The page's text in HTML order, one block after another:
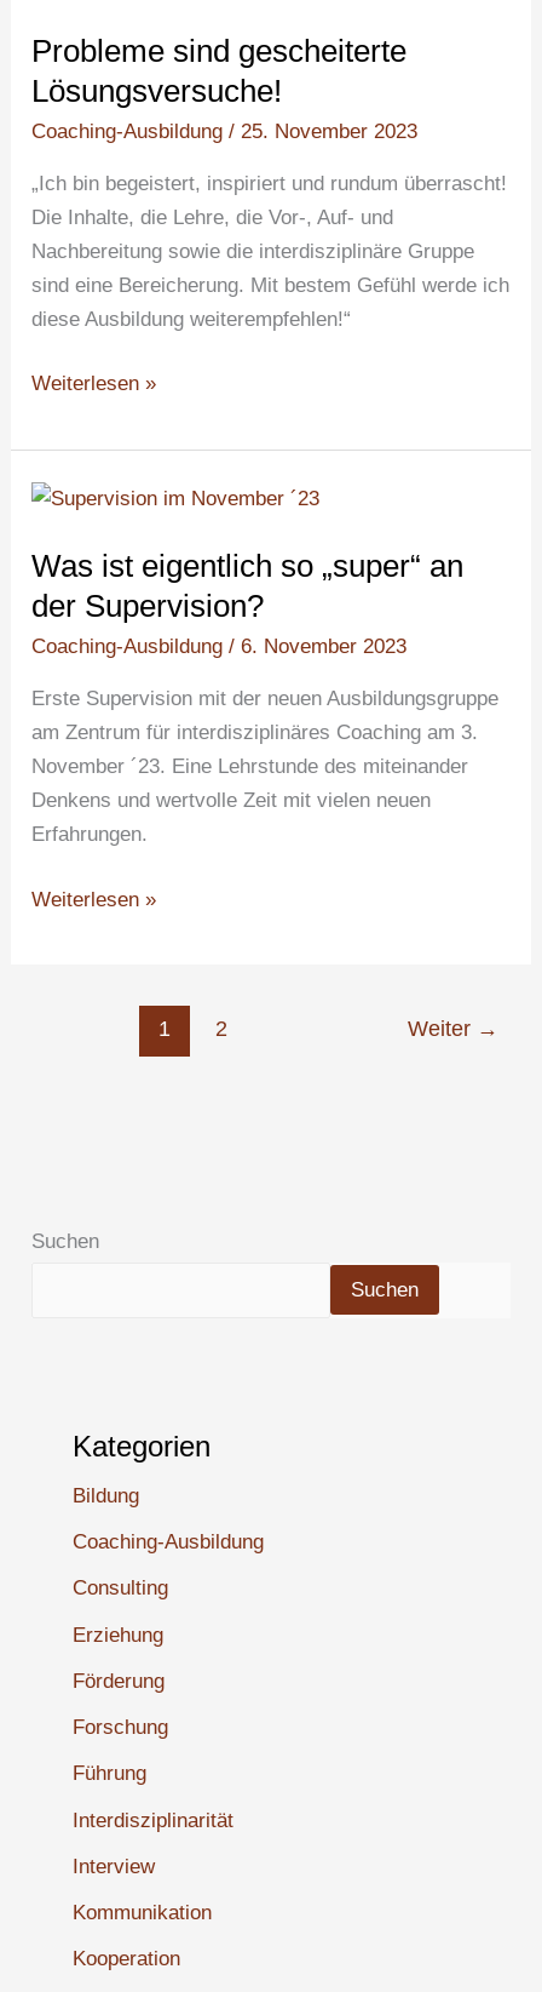
Probleme sind gescheiterte
Lösungsversuche!
Coaching-Ausbildung /25. November 2023
„Ich bin begeistert, inspiriert und rundum überrascht!
Die Inhalte, die Lehre, die Vor-, Auf- und
Nachbereitung sowie die interdisziplinäre Gruppe
sind eine Bereicherung. Mit bestem Gefühl werde ich
diese Ausbildung weiterempfehlen!“
gescheiterte
Lösungsversuche!
Weiterlesen »
Was ist eigentlich so „super“ an
der Supervision?
Coaching-Ausbildung /6. November 2023
Erste Supervision mit der neuen Ausbildungsgruppe
am Zentrum für interdisziplinäres Coaching am 3.
November ´23. Eine Lehrstunde des miteinander
Denkens und wertvolle Zeit mit vielen neuen
Erfahrungen.
Was
eigentlich
so
der
Supervision?
Weiterlesen »
1 2 Weiter →
Suchen
Suchen
Kategorien
Bildung
Coaching-Ausbildung
Consulting
Erziehung
Förderung
Forschung
Führung
Interdisziplinarität
Interview
Kommunikation
Kooperation